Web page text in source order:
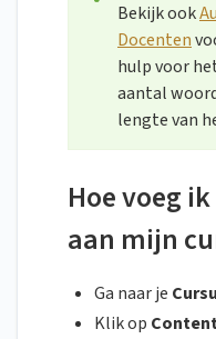
Bekijk ook
Docenten
hulp voor
aantal
lengte van
Hoe voeg
aan mijn
Ga naar je
Klik op